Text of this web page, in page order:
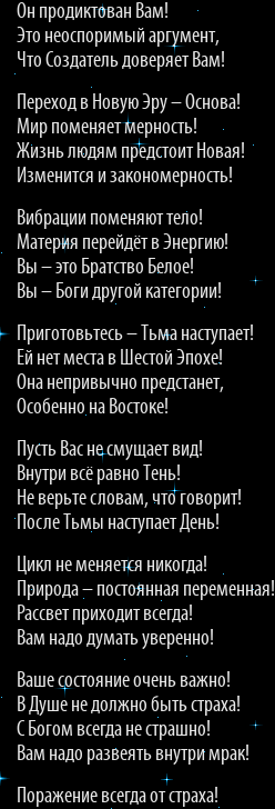
Он продиктован Вам!
Это неоспоримый аргумент,
Что Создатель доверяет Вам!
Переход в Новую Эру – Основа!
Мир поменяет мерность!
Жизнь людям предстоит Новая!
Изменится и закономерность!
Вибрации поменяют тело!
Материя перейдёт в Энергию!
Вы – это Братство Белое!
Вы – Боги другой категории!
Приготовьтесь – Тьма наступает!
Ей нет места в Шестой Эпохе!
Она непривычно предстанет,
Особенно на Востоке!
Пусть Вас не смущает вид!
Внутри всё равно Тень!
Не верьте словам, что говорит!
После Тьмы наступает День!
Цикл не меняется никогда!
Природа – постоянная переменная!
Рассвет приходит всегда!
Вам надо думать уверенно!
Ваше состояние очень важно!
В Душе не должно быть страха!
С Богом всегда не страшно!
Вам надо развеять внутри мрак!
Поражение всегда от страха!